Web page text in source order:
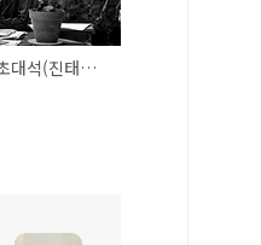
12/14 공방 초대석(진태원) 신청 마감